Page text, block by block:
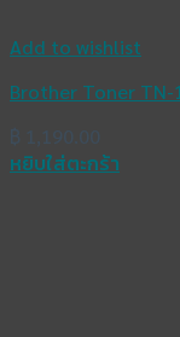
Add to wishlist
Brother Toner TN-
฿ 1,190.00
หยิบใส่ตะกร้า